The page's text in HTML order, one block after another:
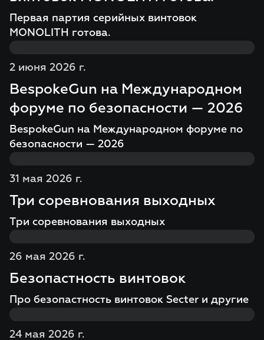
Первая партия серийных винтовок
MONOLITH готова.
2 июня 2026 г.
BespokeGun на Международном
форуме по безопасности — 2026
BespokeGun на Международном форуме по
безопасности — 2026
31 мая 2026 г.
Три соревнования выходных
Три соревнования выходных
26 мая 2026 г.
Безопастность винтовок
Про безопастность винтовок Secter и другие
24 мая 2026 г.